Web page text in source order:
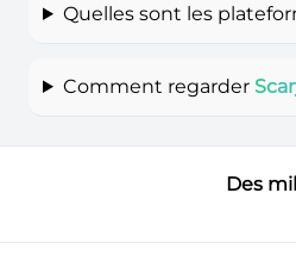
Quelles sont les
Comment regarder
Des